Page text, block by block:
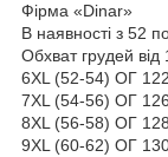
Фірма «Dinar»
В наявності з 52
Обхват грудей
6ХL (52-54) ОГ
7ХL (54-56) ОГ
8ХL (56-58) ОГ
9ХL (60-62) ОГ